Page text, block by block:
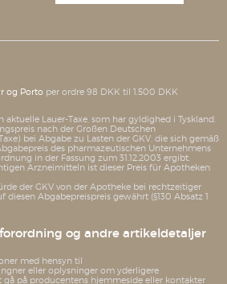
og Porto per ordre 98 DKK til 1.500 DKK
aktuelle Lauer-Taxe, som har gyldighed i Tyskland.
nach der Großen Deutschen
bei Abgabe zu Lasten der GKV, die sich gemäß
des pharmazeutischen Unternehmens
in der Fassung zum 31.12.2003 ergibt.
Arzneimitteln ist dieser Preis für Apotheken
der GKV von der Apotheke bei rechtzeitiger
diesen Abgabepreispreis gewährt (§130 Absatz 1
og andre artikeldetaljer
med hensyn til
eller oplysninger om yderligere
på producentens hjemmeside eller kontakter